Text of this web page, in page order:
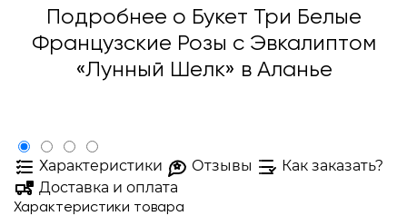
Подробнее о Букет Три Белые
Французские Розы с Эвкалиптом
«Лунный Шелк» в Аланье
Характеристики Отзывы
Как заказать?
Доставка и оплата
Характеристики товара